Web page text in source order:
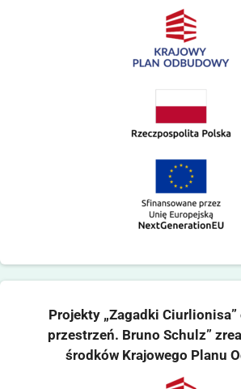
Projekty „Zagadki Ciurlionisa”
przestrzeń. Bruno Schulz”
środków Krajowego Planu